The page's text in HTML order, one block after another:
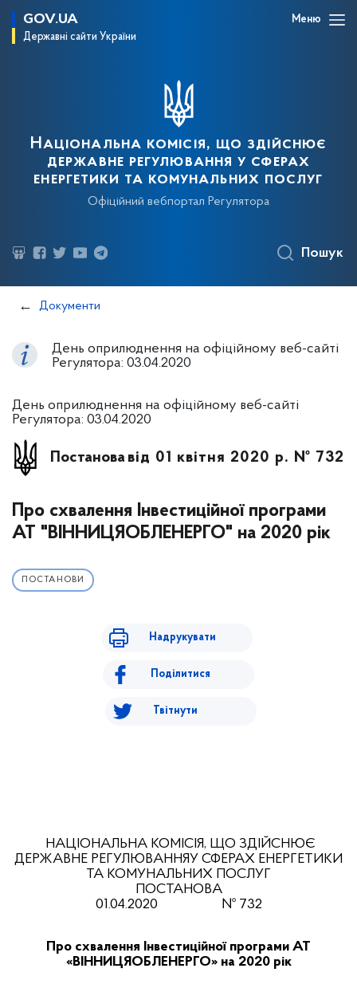
GOV.UA
Державні сайти України
Меню
Національна комісія, що здійснює
державне регулювання у сферах
енергетики та комунальних послуг
Офіційний вебпортал Регулятора
Пошук
Документи
День оприлюднення на офіційному веб-сайті
Регулятора: 03.04.2020
День оприлюднення на офіційному веб-сайті
Регулятора: 03.04.2020
Постанова від 01 квітня 2020 р. № 732
Про схвалення Інвестиційної програми
АТ "ВІННИЦЯОБЛЕНЕРГО" на 2020 рік
ПОСТАНОВИ
Надрукувати
Поділитися
Твітнути
НАЦІОНАЛЬНА КОМІСІЯ, ЩО ЗДІЙСНЮЄ
ДЕРЖАВНЕ РЕГУЛЮВАННЯУ СФЕРАХ ЕНЕРГЕТИКИ
ТА КОМУНАЛЬНИХ ПОСЛУГ
ПОСТАНОВА
01.04.2020 № 732
Про схвалення Інвестиційної програми АТ
«ВІННИЦЯОБЛЕНЕРГО» на 2020 рік